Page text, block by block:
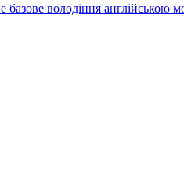
базове володіння англійською